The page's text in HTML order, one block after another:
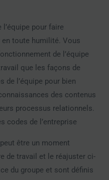
pour faire
toute humilité. Vous
de l’équipe
que les façons de
de l’équipe pour bien
des contenus
processus relationnels.
codes de l’entreprise
être un moment
de travail et le réajuster ci-
du groupe et sont définis